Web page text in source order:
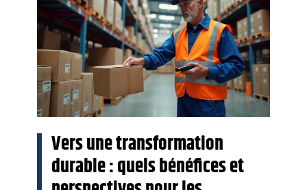
Vers une transformation
durable : quels bénéfices et